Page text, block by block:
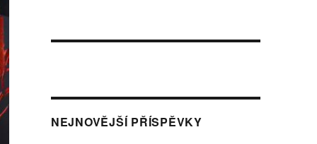
NEJNOVĚJŠÍ PŘÍSPĚVKY